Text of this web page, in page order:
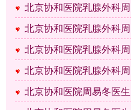
北京协和医院乳腺外科周
北京协和医院乳腺外科周
北京协和医院乳腺外科周
北京协和医院乳腺外科周
北京协和医院周易冬医生